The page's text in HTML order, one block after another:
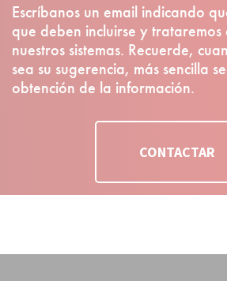
Escríbanos un email indicando
que deben incluirse y
nuestros sistemas. Recuerde,
sea su sugerencia, más sencilla
obtención de la información.
CONTACTAR